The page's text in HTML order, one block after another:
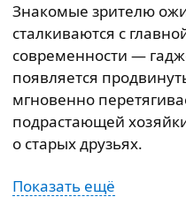
Знакомые зрителю
сталкиваются с
современности —
появляется
мгновенно
подрастающей
о старых друзьях.
Показать ещё